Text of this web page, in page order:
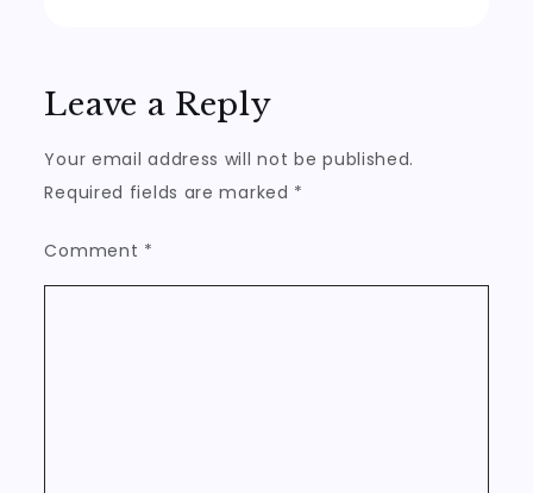
Leave a Reply
Your email address will not be published.
Required fields are marked *
Comment *